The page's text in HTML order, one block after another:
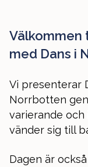
Välkommen
med Dans i
Vi presenterar
Norrbotten
varierande
vänder sig till
Dagen är